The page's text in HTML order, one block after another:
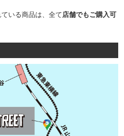
いる商品は、全て店舗でもご購入可